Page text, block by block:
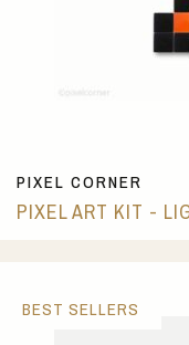
PIXEL CORNER
PIXEL ART KIT -
BEST SELLERS